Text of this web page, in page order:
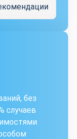
без
случаев